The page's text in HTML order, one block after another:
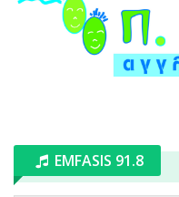
EMFASIS 91.8